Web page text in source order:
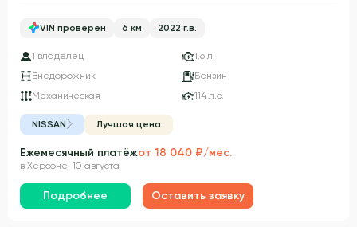
VIN проверен 6 км 2022 г.в.
1 владелец
1.6 л.
Внедорожник
Бензин
Механическая
114 л.с.
NISSAN Лучшая цена
Ежемесячный платёжот 18 040 ₽/мес.
в Херсоне, 10 августа
Подробнее Оставить заявку